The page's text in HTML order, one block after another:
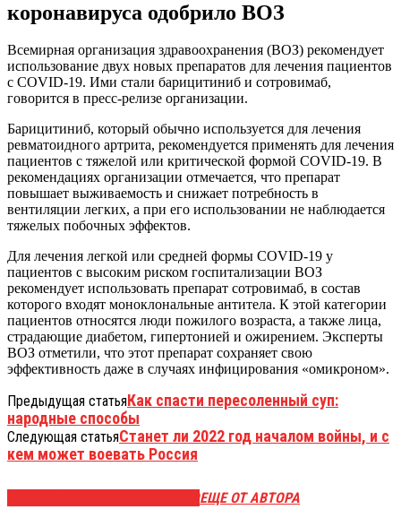
коронавируса одобрило ВОЗ
Всемирная организация здравоохранения (ВОЗ) рекомендует
использование двух новых препаратов для лечения пациентов
с COVID-19. Ими стали барицитиниб и сотровимаб,
говорится в пресс-релизе организации.
Барицитиниб, который обычно используется для лечения
ревматоидного артрита, рекомендуется применять для лечения
пациентов с тяжелой или критической формой COVID-19. В
рекомендациях организации отмечается, что препарат
повышает выживаемость и снижает потребность в
вентиляции легких, а при его использовании не наблюдается
тяжелых побочных эффектов.
Для лечения легкой или средней формы COVID-19 у
пациентов с высоким риском госпитализации ВОЗ
рекомендует использовать препарат сотровимаб, в состав
которого входят моноклональные антитела. К этой категории
пациентов относятся люди пожилого возраста, а также лица,
страдающие диабетом, гипертонией и ожирением. Эксперты
ВОЗ отметили, что этот препарат сохраняет свою
эффективность даже в случаях инфицирования «омикроном».
Предыдущая статьяКак спасти пересоленный суп:
народные способы
Следующая статьяСтанет ли 2022 год началом войны, и с
кем может воевать Россия
ЕЩЕ ОТ АВТОРА